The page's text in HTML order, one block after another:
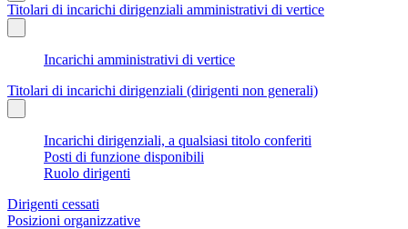
Titolari di incarichi dirigenziali amministrativi di vertice
Incarichi amministrativi di vertice
Titolari di incarichi dirigenziali (dirigenti non generali)
Incarichi dirigenziali, a qualsiasi titolo conferiti
Posti di funzione disponibili
Ruolo dirigenti
Dirigenti cessati
Posizioni organizzative